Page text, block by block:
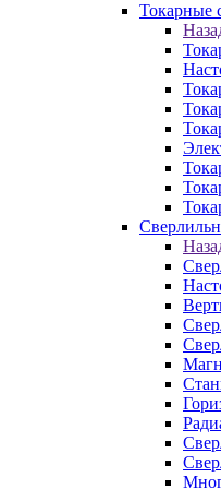
Токарные